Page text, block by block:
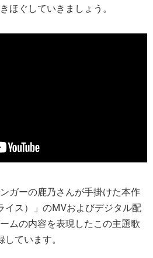
ほぐしていきましょう。
ガーの鹿乃さんが手掛けた本作
ス）」のMVおよびデジタル配
ムの内容を表現したこの主題歌
ています。